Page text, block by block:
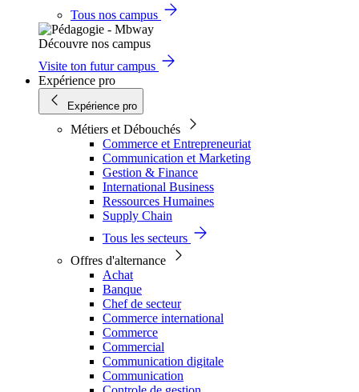
Tous nos campus
Découvre nos campus
Visite ton futur campus
Expérience pro
Expérience pro
Métiers et Débouchés
Commerce et Entrepreneuriat
Communication et Marketing
Gestion & Finance
International Business
Ressources Humaines
Supply Chain
Tous les secteurs
Offres d'alternance
Achat
Banque
Chef de secteur
Commerce international
Commerce
Commercial
Communication digitale
Communication